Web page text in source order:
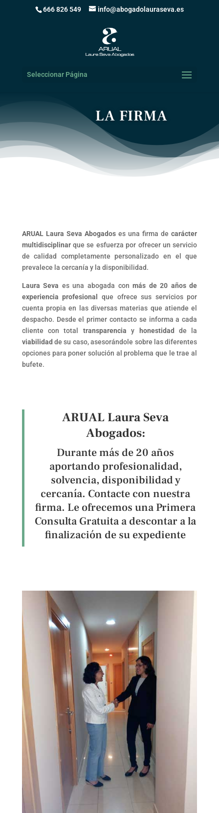
666 826 549 info@abogadolauraseva.es
Seleccionar Página
LA FIRMA
ARUAL Laura Seva Abogadoses una firma decarácter
multidisciplinarque se esfuerza por ofrecer un servicio
de calidad completamente personalizado en el que
prevalece la cercanía y la disponibilidad.
Laura Seva es una abogada conmás de 20 años de
experiencia profesional
que ofrece sus servicios por
cuenta propia en las diversas materias que atiende el
despacho. Desde el primer contacto se informa a cada
cliente con total transparencia y honestidad
de la
viabilidad de su caso, asesorándole sobre las diferentes
opciones para poner solución al problema que le trae al
bufete.
ARUAL Laura Seva
Abogados:
Durante más de 20 años
aportando profesionalidad,
solvencia, disponibilidad y
cercanía. Contacte con nuestra
firma. Le ofrecemos una Primera
Consulta Gratuita a descontar a la
finalización de su expediente